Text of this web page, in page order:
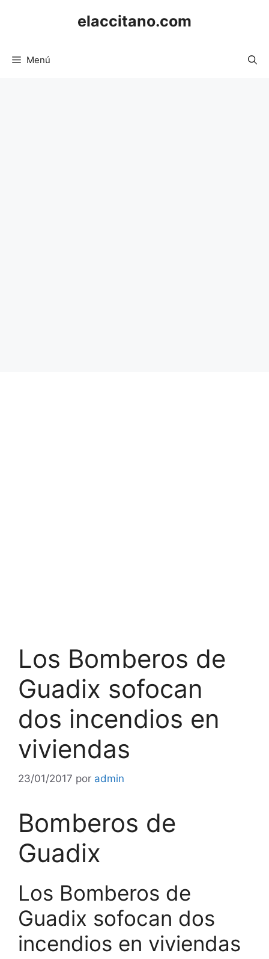
elaccitano.com
Menú
Los Bomberos de
Guadix sofocan
dos incendios en
viviendas
23/01/2017 por admin
Bomberos de
Guadix
Los Bomberos de
Guadix sofocan dos
incendios en viviendas